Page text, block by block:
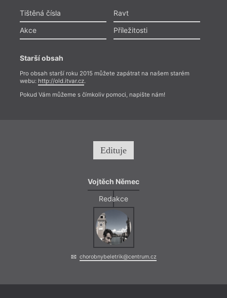
Tištěná čísla
Ravt
Akce
Příležitosti
Starší obsah
Pro obsah starší roku 2015 můžete zapátrat na našem starém
webu: http://old.itvar.cz.
Pokud Vám můžeme s čímkoliv pomoci, napište nám!
Edituje
Vojtěch Němec
Redakce
chorobnybeletrik@centrum.cz